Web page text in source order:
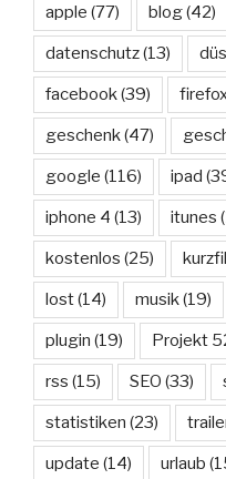
apple (77) blog(42)
datenschutz(13)
facebook(39)
geschenk(47)
google (116) ipad
iphone 4 (13) itunes
kostenlos (25)
lost(14) musik(19)
plugin (19) Projekt
rss (15) SEO (33)
statistiken (23)
update (14) urlaub